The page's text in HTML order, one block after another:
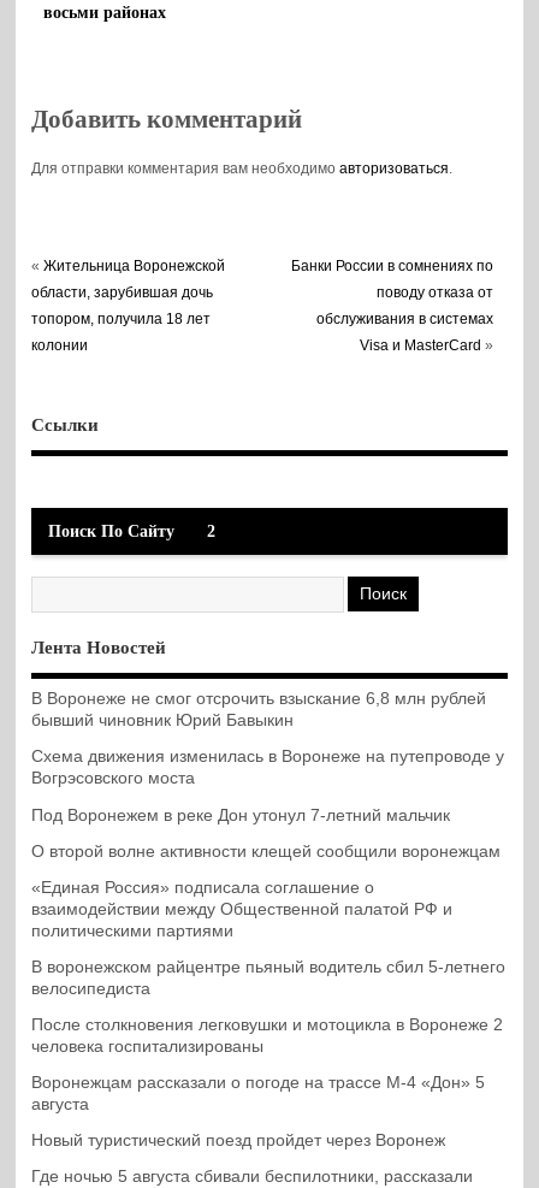
восьми районах
Добавить комментарий
Для отправки комментария вам необходимоавторизоваться.
«Жительница Воронежской
области, зарубившая дочь
топором, получила 18 лет
колонии
Банки России в сомнениях по
поводу отказа от
обслуживания в системах
Visa и MasterCard »
Ссылки
Поиск По Сайту 2
Лента Новостей
В Воронеже не смог отсрочить взыскание 6,8 млн рублей
бывший чиновник Юрий Бавыкин
Схема движения изменилась в Воронеже на путепроводе у
Вогрэсовского моста
Под Воронежем в реке Дон утонул 7-летний мальчик
О второй волне активности клещей сообщили воронежцам
«Единая Россия» подписала соглашение о
взаимодействии между Общественной палатой РФ и
политическими партиями
В воронежском райцентре пьяный водитель сбил 5-летнего
велосипедиста
После столкновения легковушки и мотоцикла в Воронеже 2
человека госпитализированы
Воронежцам рассказали о погоде на трассе М-4 «Дон» 5
августа
Новый туристический поезд пройдет через Воронеж
Где ночью 5 августа сбивали беспилотники, рассказали